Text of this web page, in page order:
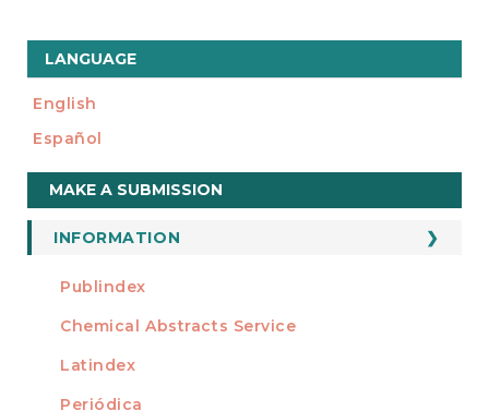
LANGUAGE
English
Español
Make
a
Submission
MAKE A SUBMISSION
INFORMATION
For Readers
For Librarians
INDEXADA EN
Publindex
Chemical Abstracts Service
Latindex
Periódica